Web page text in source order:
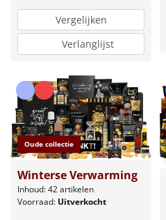
Vergelijken
Verlanglijst
Oude collectie
Winterse Verwarming
Inhoud: 42 artikelen
Voorraad: Uitverkocht